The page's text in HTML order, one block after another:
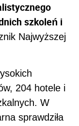
szkoleń i
Najwyższej
204 hotele i
W
sprawdziła